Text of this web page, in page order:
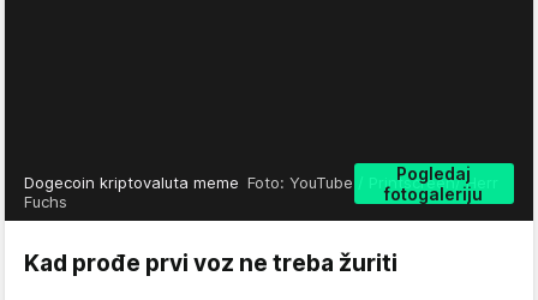
Pogledaj
fotogaleriju
Dogecoin kriptovaluta meme Foto: YouTube / Printscreen/ Herr
Fuchs
Kad prođe prvi voz ne treba žuriti